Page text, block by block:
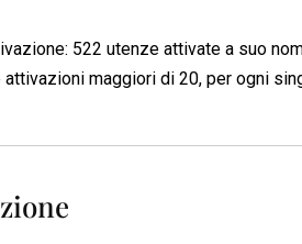
522 utenze attivate a suo
attivazioni maggiori di 20, per ogni